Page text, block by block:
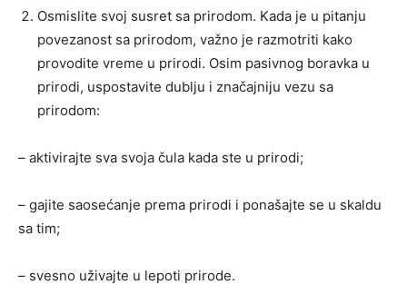
Osmislite svoj susret sa prirodom. Kada je u pitanju
povezanost sa prirodom, važno je razmotriti kako
provodite vreme u prirodi. Osim pasivnog boravka u
prirodi, uspostavite dublju i značajniju vezu sa
prirodom:
– aktivirajte sva svoja čula kada ste u prirodi;
– gajite saosećanje prema prirodi i ponašajte se u skaldu
sa tim;
– svesno uživajte u lepoti prirode.